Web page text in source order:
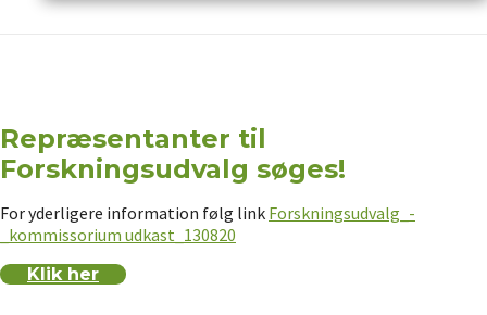
Repræsentanter til
Forskningsudvalg søges!
For yderligere information følg link Forskningsudvalg_-
_kommissorium udkast_130820
Klik her